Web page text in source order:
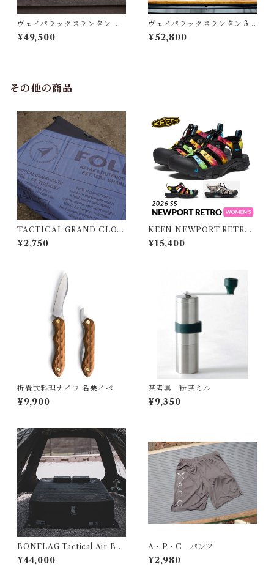
ヴェイパラックスランタン M
320 アーミーグリーン
¥49,500
ヴェイパラックスランタン 30
0 アーミーグリーン
¥52,800
その他の商品
TACTICAL GRAND CLOT
H
¥2,750
KEEN NEWPORT RETRO
WOMEN キーン ニューポー
ト レトロ ウィメンズ
¥15,400
折畳式料理ナイフ 名栗イペ
¥9,900
茶考具 粉茶ミル
¥9,350
BONFLAG Tactical Air Bed
2P
¥44,000
A・P・C パンツ
¥2,980